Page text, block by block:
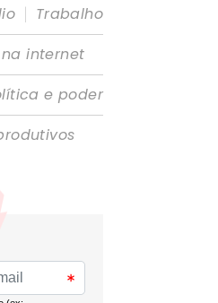
| Trabalho
internet
e poder